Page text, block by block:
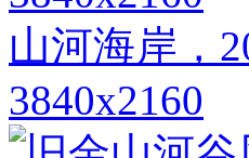
山河海岸，
3840x2160